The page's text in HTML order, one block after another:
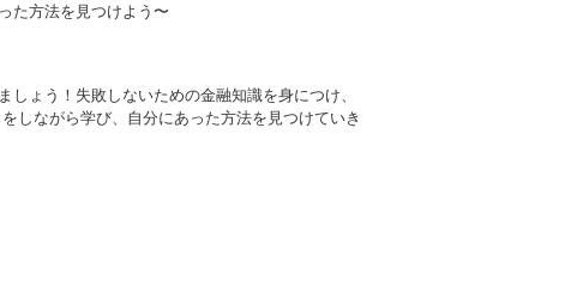
た方法を見つけよう〜
しょう！失敗しないための金融知識を身につけ、
しながら学び、自分にあった方法を見つけていき